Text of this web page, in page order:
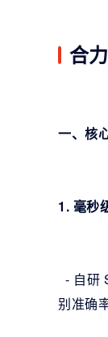
合
一、核
1. 毫秒
- 自研
别准确